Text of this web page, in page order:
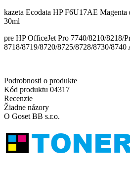
kazeta Ecodata HP F6U17AE
30ml
pre HP OfficeJet Pro 7740/8210/8218/
8718/8719/8720/8725/8728/8730/
Podrobnosti o produkte
Kód produktu 04317
Recenzie
Žiadne názory
O Goset BB s.r.o.